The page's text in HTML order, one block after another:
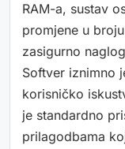
RAM-a, sustav
promjene u
zasigurno
Softver iznimno
korisničko
je standardno
prilagodbama